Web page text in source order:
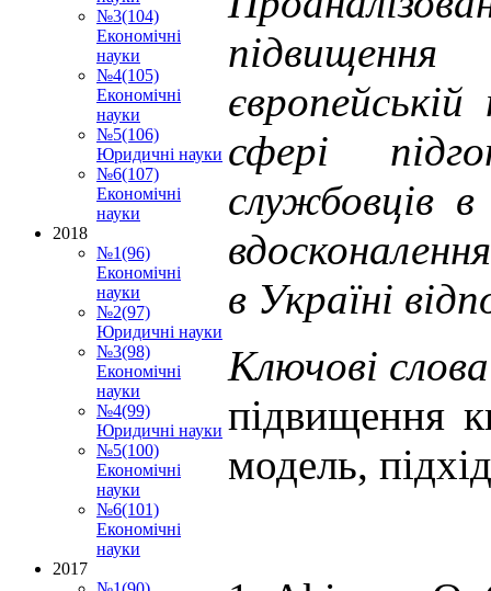
сфері
службовців
в Україні
Ключові
підвищення
модель,
№3(104)
Економічні
науки
№4(105)
Економічні
науки
№5(106)
Юридичні науки
№6(107)
Економічні
науки
2018
№1(96)
Економічні
науки
№2(97)
Юридичні науки
№3(98)
Економічні
науки
№4(99)
Юридичні науки
№5(100)
Економічні
науки
№6(101)
Економічні
науки
2017